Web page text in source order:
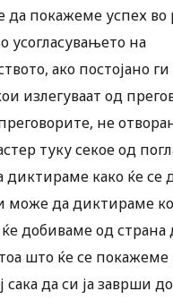
да покажеме успех во
усогласувањето на
ако постојано
излегуваат од
не
туку секое од
како ќе се
може да диктираме
добиваме од страна
што ќе се
сака да си ја заврши